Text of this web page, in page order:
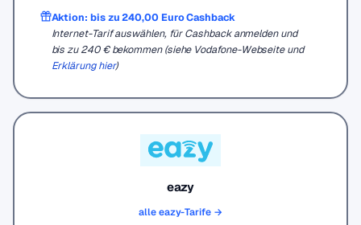
Aktion: bis zu 240,00 Euro Cashback
Internet-Tarif auswählen, für Cashback anmelden und
bis zu 240 € bekommen (siehe Vodafone-Webseite und
Erklärung hier)
eazy
alle eazy-Tarife →